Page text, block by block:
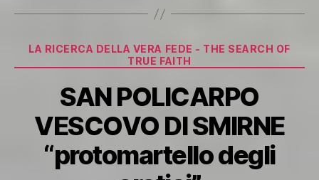
Categorie
LA RICERCA DELLA VERA FEDE - THE SEARCH OF
TRUE FAITH
SAN POLICARPO
VESCOVO DI SMIRNE
“protomartello degli